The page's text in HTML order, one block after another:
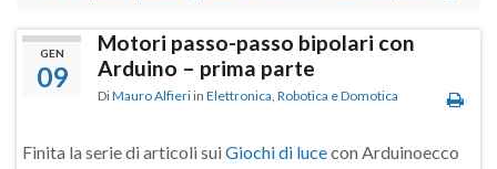
GEN
09
Motori passo-passo bipolari con
Arduino – prima parte
DiMauro Alfieri in Elettronica, Robotica e Domotica
Finita la serie di articoli sui Giochi di lucecon Arduinoecco